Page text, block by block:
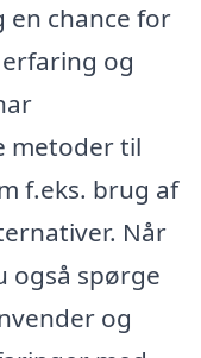
en chance for
og
metoder til
f.eks. brug af
Når
også spørge
og